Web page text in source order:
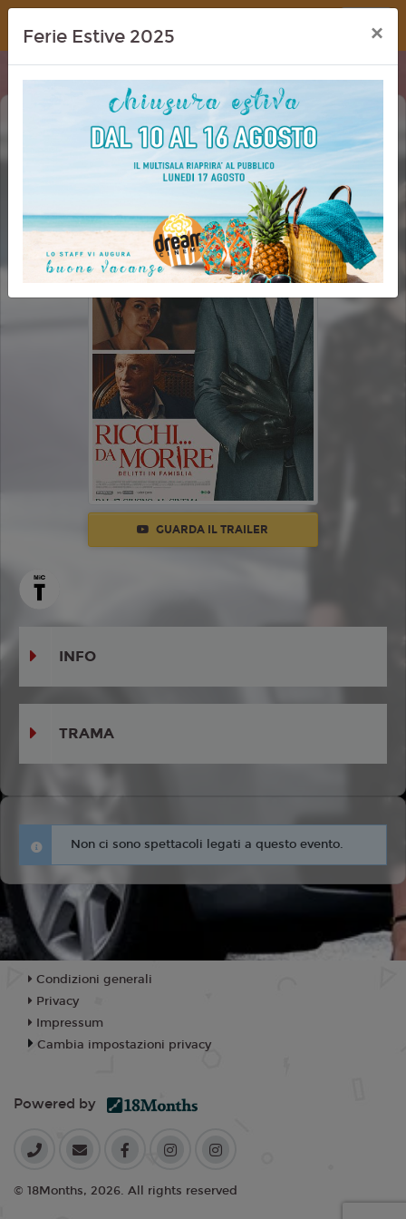
Dream Cinema
RICCHI DA MORIRE - DELITTI IN
FAMIGLIA (HOW TO MAKE A KILLING)
GUARDA IL TRAILER
INFO
TRAMA
Non ci sono spettacoli legati a questo evento.
Ferie Estive 2025 ×
Condizioni generali
Privacy
Impressum
Cambia impostazioni privacy
Powered by
© 18Months, 2026. All rights reserved